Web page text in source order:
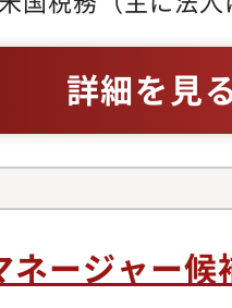
デューデリジェ
産税サービス・企
・相続税申告及
継アドバイス 等
人との違い】・
用であるため、実
や所長への道が
制度に
1042-S）～・
～・米国連邦税
Protective
、チーム内の部
督■クライアント
の発行等
ィブ）、英語（ビ
）・米国公認会計
詳細を見
ネージャー候